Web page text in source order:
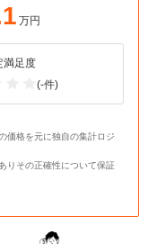
万円
満足度
(-件)
価格を元に独自の集計ロジ
りその正確性について保証